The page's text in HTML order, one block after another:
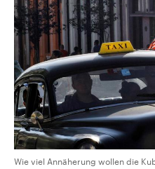
Wie viel Annäherung wollen die